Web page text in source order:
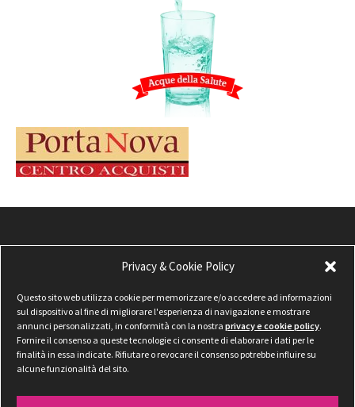
Privacy & Cookie Policy
Questo sito web utilizza cookie per memorizzare e/o accedere ad informazioni
sul dispositivo al fine di migliorare l'esperienza di navigazione e mostrare
annunci personalizzati, in conformità con la nostra privacy e cookie policy.
Fornire il consenso a queste tecnologie ci consente di elaborare i dati per le
finalità in essa indicate. Rifiutare o revocare il consenso potrebbe influire su
alcune funzionalità del sito.